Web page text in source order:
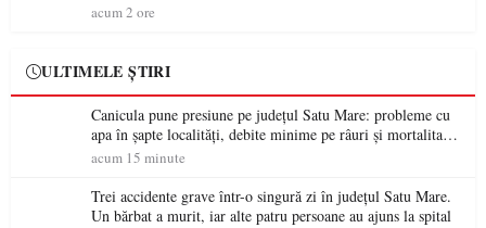
acum 2 ore
ULTIMELE ȘTIRI
Canicula pune presiune pe județul Satu Mare: probleme cu
apa în șapte localități, debite minime pe râuri și mortalitate
piscicolă la Lacul Călinești
acum 15 minute
Trei accidente grave într-o singură zi în județul Satu Mare.
Un bărbat a murit, iar alte patru persoane au ajuns la spital